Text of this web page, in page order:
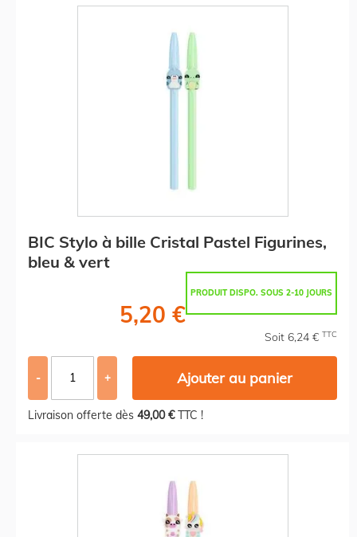
BIC Stylo à bille Cristal Pastel Figurines,
bleu & vert
PRODUIT DISPO. SOUS 2-10 JOURS
5,20 €
Soit 6,24 € TTC
- + Ajouter au panier
Livraison offerte dès 49,00 €TTC !